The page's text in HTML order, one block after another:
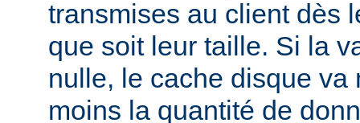
transmises au client dès
que soit leur taille. Si la
nulle, le cache disque va
moins la quantité de